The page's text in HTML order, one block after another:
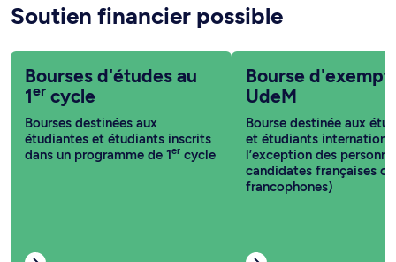
Soutien financier possible
Bourses d'études au
1er cycle
Bourses destinées aux
étudiantes et étudiants inscrits
dans un programme de 1er cycle
Bourse
UdeM
Bourse destinée aux
et étudiants
l’exception des
candidates françaises
francophones)